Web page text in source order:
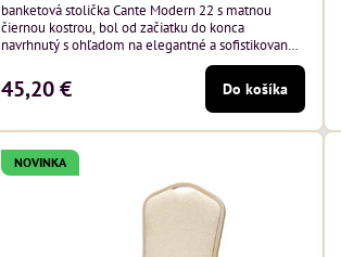
banketová stolička Cante Modern 22 s matnou
čiernou kostrou, bol od začiatku do konca
navrhnutý s ohľadom na elegantné a sofistikované
priestory pre pohostinstvá. Má matný čierny rám a
bordová zamatové čalúnenie Soro 68 od poľskej
značky Davis – bordový odtieň s mäkkým
zamatovým povrchom. Stolička kombinuje klasický
dizajn s modernou funkčnosťou. Je odolná,
pohodlná a pripravená na každodenné...
45,20 € Do košíka
NOVINKA